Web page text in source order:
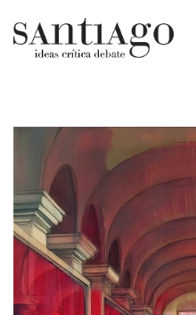
Actualidad
Archivo Cenfoto-UDP
Arquetipos de situación
Artes visuales
Ciencia
Cine y televisión
Ciudad